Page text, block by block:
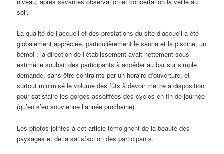
soir.
La qualité de l’accueil et des prestations du site d’accueil a été
globalement appréciée, particulièrement le sauna et la piscine, un
bémol : la direction de l’établissement avait nettement sous-
estimé le souhait des participants à accéder au bar sur simple
demande, sans être contraints par un horaire d’ouverture, et
surtout minimisé le volume des fûts à devoir mettre à disposition
pour satisfaire les gorges assoiffées des cyclos en fin de journée
(qu’en s’en souvienne l’année prochaine).
Les photos jointes à cet article témoignent de la beauté des
paysages et de la satisfaction des participants.